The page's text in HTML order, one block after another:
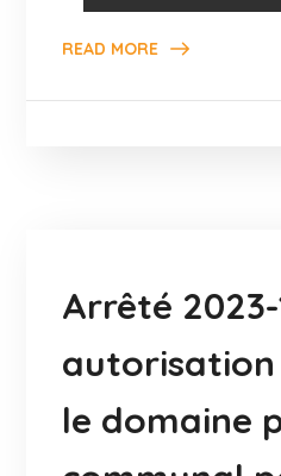
READ MORE
Arrêté
autorisation
le domaine